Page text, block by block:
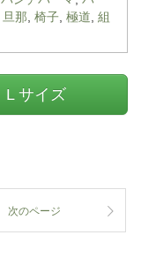
旦那 椅子 極道 組
L サイズ
次のページ